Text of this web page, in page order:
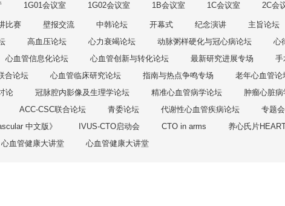
1G01会议室 1G02会议室 1B会议室 1C会议室 2C会
比赛 壁报交流 中韩论坛 开幕式 纪念演讲 主旨论坛
高血压论坛 心力衰竭论坛 动脉粥样硬化与冠心病论坛 心
心血管信息化论坛 心血管创新与转化论坛 最新研究进展专场 手
合论坛 心血管临床研究论坛 指南与热点争鸣专场 老年心血管论
论 冠脉腔内影像及生理学论坛 精准心血管病学论坛 肿瘤心脏
ACC-CSC联合论坛 青委论坛 代谢性心血管疾病论坛 专题会
中文版》 IVUS-CTO启动会 CTO in arms
养心氏片
心血管健康大讲堂 心血管健康大讲堂